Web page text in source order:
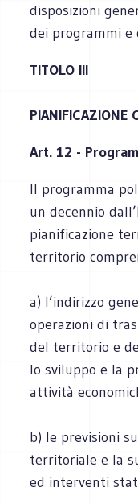
disposizioni
dei programmi e
TITOLO III
PIANIFICAZIONE
Art. 12 -
Il programma
un decennio
pianificazione
territorio
a) l’indirizzo
operazioni di
del territorio e
lo sviluppo e la
attività
b) le previsioni
territoriale e la
ed interventi